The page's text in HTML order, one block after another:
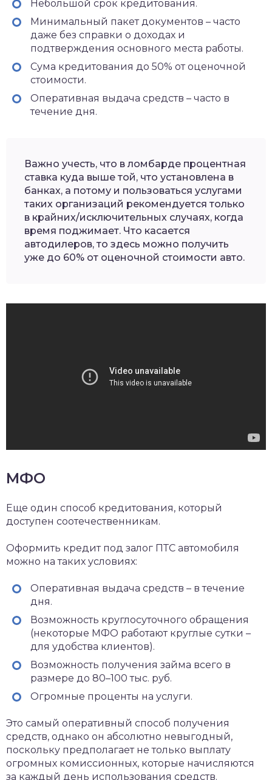
Небольшой срок кредитования.
Минимальный пакет документов – часто
даже без справки о доходах и
подтверждения основного места работы.
Сума кредитования до 50% от оценочной
стоимости.
Оперативная выдача средств – часто в
течение дня.
Важно учесть, что в ломбарде процентная
ставка куда выше той, что установлена в
банках, а потому и пользоваться услугами
таких организаций рекомендуется только
в крайних/исключительных случаях, когда
время поджимает. Что касается
автодилеров, то здесь можно получить
уже до 60% от оценочной стоимости авто.
МФО
Еще один способ кредитования, который
доступен соотечественникам.
Оформить кредит под залог ПТС автомобиля
можно на таких условиях:
Оперативная выдача средств – в течение
дня.
Возможность круглосуточного обращения
(некоторые МФО работают круглые сутки –
для удобства клиентов).
Возможность получения займа всего в
размере до 80–100 тыс. руб.
Огромные проценты на услуги.
Это самый оперативный способ получения
средств, однако он абсолютно невыгодный,
поскольку предполагает не только выплату
огромных комиссионных, которые начисляются
за каждый день использования средств.